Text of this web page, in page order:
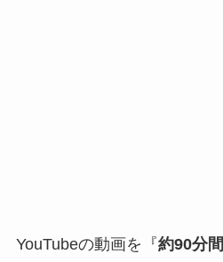
YouTubeの動画を『約90分間